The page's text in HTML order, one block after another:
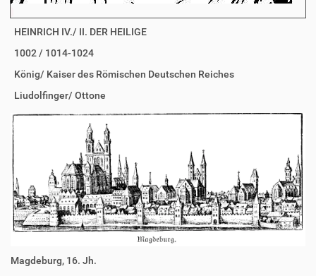
HEINRICH IV./ II. DER HEILIGE
1002 / 1014-1024
König/ Kaiser des Römischen Deutschen Reiches
Liudolfinger/ Ottone
Magdeburg, 16. Jh.